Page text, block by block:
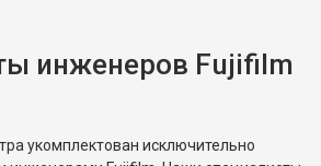
инженеров Fujifilm
укомплектован исключительно